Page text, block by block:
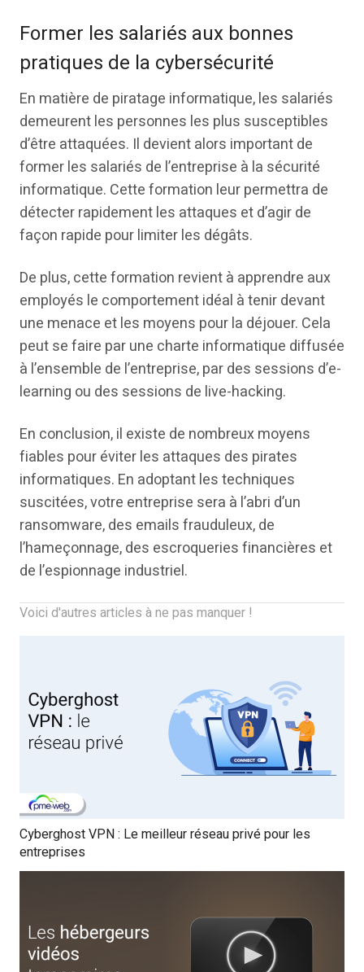
Former les salariés aux bonnes
pratiques de la cybersécurité
En matière de piratage informatique, les salariés
demeurent les personnes les plus susceptibles
d’être attaquées. Il devient alors important de
former les salariés de l’entreprise à la sécurité
informatique. Cette formation leur permettra de
détecter rapidement les attaques et d’agir de
façon rapide pour limiter les dégâts.
De plus, cette formation revient à apprendre aux
employés le comportement idéal à tenir devant
une menace et les moyens pour la déjouer. Cela
peut se faire par une charte informatique diffusée
à l’ensemble de l’entreprise, par des sessions d’e-
learning ou des sessions de live-hacking.
En conclusion, il existe de nombreux moyens
fiables pour éviter les attaques des pirates
informatiques. En adoptant les techniques
suscitées, votre entreprise sera à l’abri d’un
ransomware, des emails frauduleux, de
l’hameçonnage, des escroqueries financières et
de l’espionnage industriel.
Voici d'autres articles à ne pas manquer !
Cyberghost VPN : Le meilleur réseau privé pour les
entreprises